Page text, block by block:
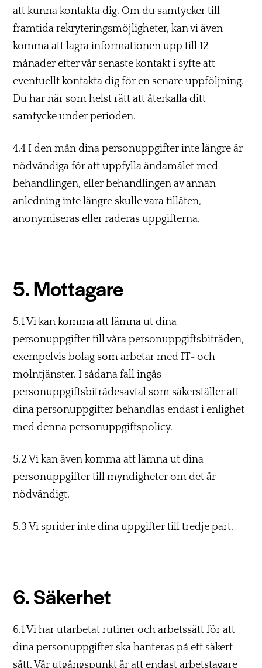
att kunna kontakta dig. Om du samtycker till
framtida rekryteringsmöjligheter, kan vi även
komma att lagra informationen upp till 12
månader efter vår senaste kontakt i syfte att
eventuellt kontakta dig för en senare uppföljning.
Du har när som helst rätt att återkalla ditt
samtycke under perioden.
4.4 I den mån dina personuppgifter inte längre är
nödvändiga för att uppfylla ändamålet med
behandlingen, eller behandlingen av annan
anledning inte längre skulle vara tillåten,
anonymiseras eller raderas uppgifterna.
5. Mottagare
5.1 Vi kan komma att lämna ut dina
personuppgifter till våra personuppgiftsbiträden,
exempelvis bolag som arbetar med IT- och
molntjänster. I sådana fall ingås
personuppgiftsbiträdesavtal som säkerställer att
dina personuppgifter behandlas endast i enlighet
med denna personuppgiftspolicy.
5.2 Vi kan även komma att lämna ut dina
personuppgifter till myndigheter om det är
nödvändigt.
5.3 Vi sprider inte dina uppgifter till tredje part.
6. Säkerhet
6.1 Vi har utarbetat rutiner och arbetssätt för att
dina personuppgifter ska hanteras på ett säkert
sätt. Vår utgångspunkt är att endast arbetstagare